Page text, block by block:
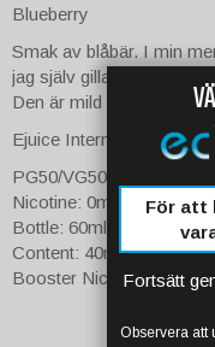
Blueberry
Smak av blåbär. I min
jag själv gillar väldigt
Den är mild nog att man
Ejuice International
PG50/VG50
Nicotine: 0mg
Bottle: 60ml
Content: 40ml
Booster Nicotine Space:
För att
Fortsätt
Observera att